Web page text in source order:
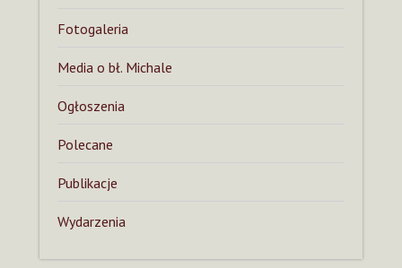
Fotogaleria
Media o bł. Michale
Ogłoszenia
Polecane
Publikacje
Wydarzenia